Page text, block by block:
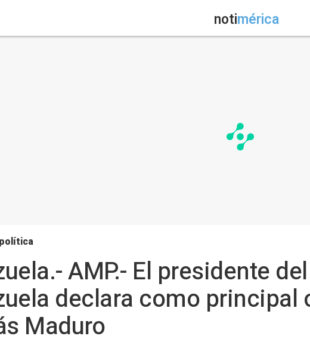
notimérica
política
AMP.- El presidente
declara como principal
Maduro